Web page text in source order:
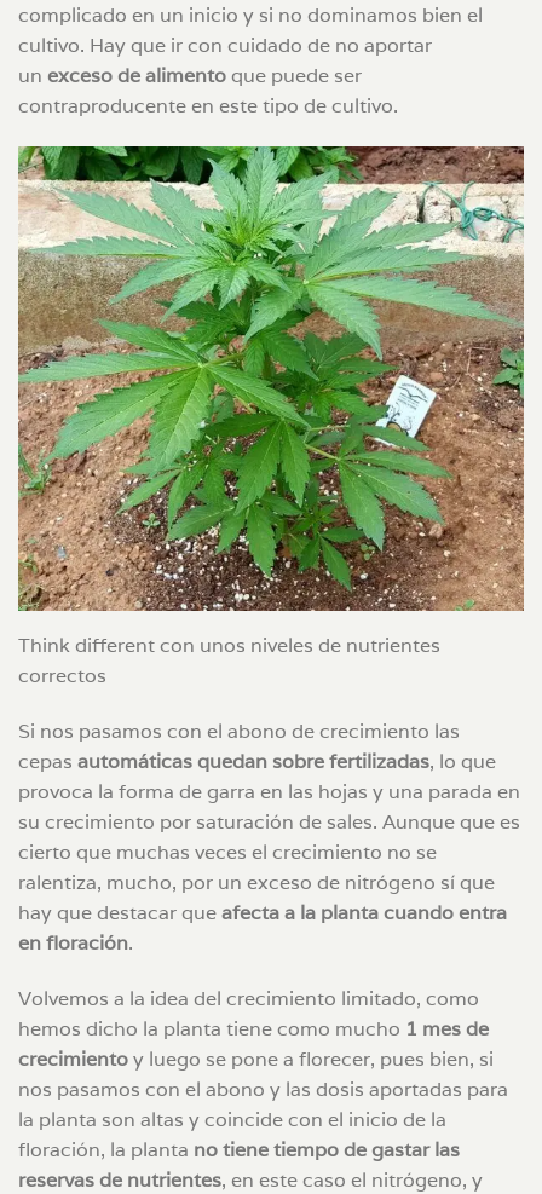
complicado en un inicio y si no dominamos bien el
cultivo. Hay que ir con cuidado de no aportar
un exceso de alimentoque puede ser
contraproducente en este tipo de cultivo.
Think different con unos niveles de nutrientes
correctos
Si nos pasamos con el abono de crecimiento las
cepas automáticas quedan sobre fertilizadas, lo que
provoca la forma de garra en las hojas y una parada en
su crecimiento por saturación de sales. Aunque que es
cierto que muchas veces el crecimiento no se
ralentiza, mucho, por un exceso de nitrógeno sí que
hay que destacar queafecta a la planta cuando entra
en floración.
Volvemos a la idea del crecimiento limitado, como
hemos dicho la planta tiene como mucho 1 mes de
crecimientoy luego se pone a florecer, pues bien, si
nos pasamos con el abono y las dosis aportadas para
la planta son altas y coincide con el inicio de la
floración, la planta no tiene tiempo de gastar las
reservas de nutrientes, en este caso el nitrógeno, y